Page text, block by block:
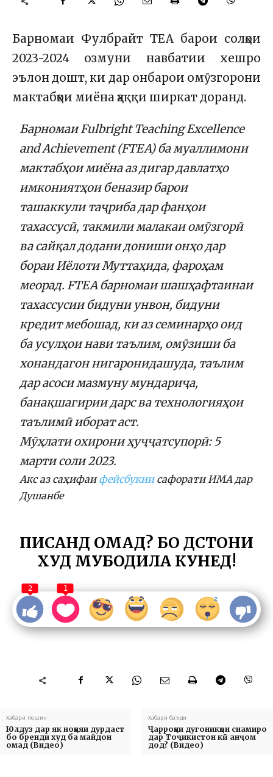
Барномаи Фулбрайт TEA барои солҳои
2023-2024 озмуни навбатии хешро
эълон дошт, ки дар онбарои омӯзгорони
мактабҳои миёна ҳаққи ширкат доранд.
Барномаи Fulbright Teaching Excellence
and Achievement (FTEA) ба муаллимони
мактабҳои миёна аз дигар давлатҳо
имкониятҳои беназир барои
ташаккули таҷриба дар фанҳои
тахассусӣ, такмили малакаи омӯзгорӣ
ва сайқал додани дониши онҳо дар
бораи Иёлоти Муттаҳида, фароҳам
меорад. FTEA барномаи шашҳафтаинаи
тахассусии бидуни унвон, бидуни
кредит мебошад, ки аз семинарҳо оид
ба усулҳои нави таълим, омӯзиши ба
хонандагон нигаронидашуда, таълим
дар асоси мазмуну мундариҷа,
банақшагирии дарс ва технологияҳои
таълимӣ иборат аст.
Мӯҳлати охирони ҳуҷҷатсупорӣ: 5
марти соли 2023.
Акс аз саҳифаифейсбукиисафорати ИМА дар
Душанбе
ПИСАНД ОМАД? БО ДӮСТОНИ
ХУД МУБОДИЛА КУНЕД!
2 1
Хабари пешин
Юлдуз дар як ноҳияи дурдаст
бо бренди худ ба майдон
омад (Видео)
Хабари баъди
Ҷарроҳии дугоникҳои сиамиро
дар Тоҷикистон кӣ анҷом
дод? (Видео)